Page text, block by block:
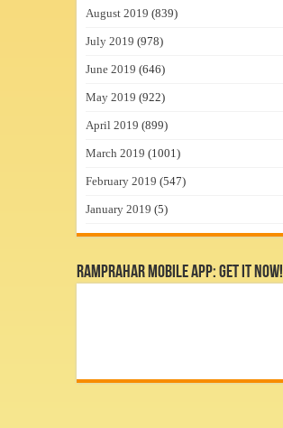
August 2019 (839)
July 2019 (978)
June 2019 (646)
May 2019 (922)
April 2019 (899)
March 2019 (1001)
February 2019 (547)
January 2019 (5)
RamPrahar Mobile App: Get it Now!